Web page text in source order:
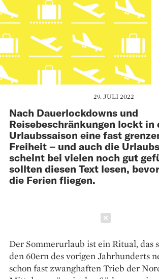
29. JULI 2022
Nach Dauerlockdowns und
Reisebeschränkungen lockt in
Urlaubssaison eine fast
Freiheit – und auch die
scheint bei vielen noch gut
sollten diesen Text lesen,
die Ferien fliegen.
Der Sommerurlaub ist ein ­Ritual, das
den 60ern des vorigen Jahrhunderts
schon fast zwanghaften Trieb der